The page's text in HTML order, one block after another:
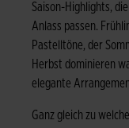
Saison-Highlights,
Anlass passen.
Pastelltöne, der
Herbst dominieren
elegante
Ganz gleich zu